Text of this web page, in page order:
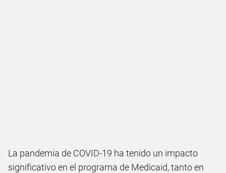
La pandemia de COVID-19 ha tenido un impacto
significativo en el programa de Medicaid, tanto en